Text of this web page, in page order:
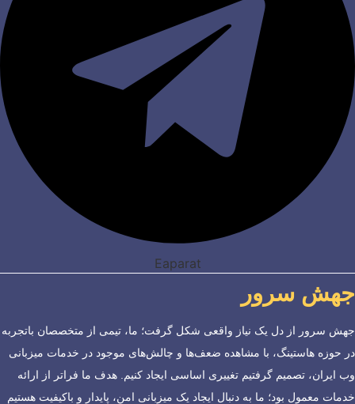
Eaparat
جهش سرور
جهش سرور از دل یک نیاز واقعی شکل گرفت؛ ما، تیمی از متخصصان باتجربه
در حوزه هاستینگ، با مشاهده ضعف‌ها و چالش‌های موجود در خدمات میزبانی
وب ایران، تصمیم گرفتیم تغییری اساسی ایجاد کنیم. هدف ما فراتر از ارائه
خدمات معمول بود؛ ما به دنبال ایجاد یک میزبانی امن، پایدار و باکیفیت هستیم